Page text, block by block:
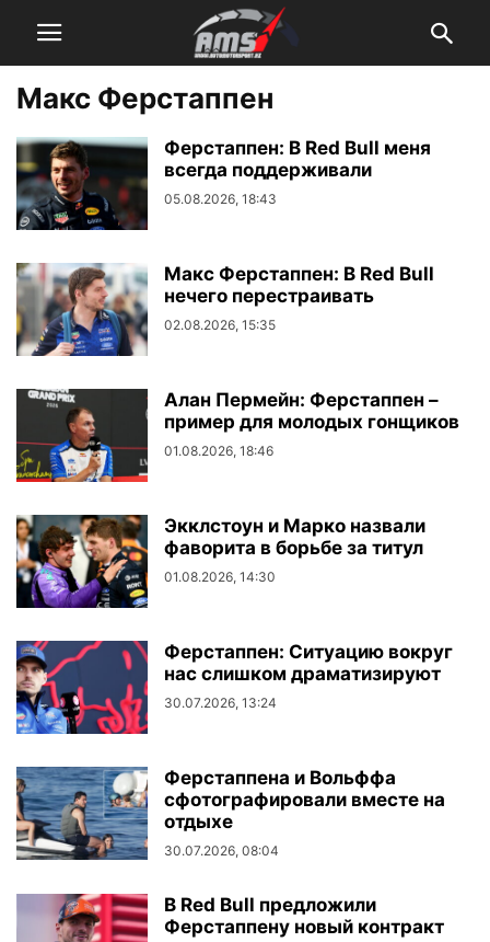
Макс Ферстаппен
Ферстаппен: В Red Bull меня
всегда поддерживали
05.08.2026, 18:43
Макс Ферстаппен: В Red Bull
нечего перестраивать
02.08.2026, 15:35
Алан Пермейн: Ферстаппен –
пример для молодых гонщиков
01.08.2026, 18:46
Экклстоун и Марко назвали
фаворита в борьбе за титул
01.08.2026, 14:30
Ферстаппен: Ситуацию вокруг
нас слишком драматизируют
30.07.2026, 13:24
Ферстаппена и Вольффа
сфотографировали вместе на
отдыхе
30.07.2026, 08:04
В Red Bull предложили
Ферстаппену новый контракт